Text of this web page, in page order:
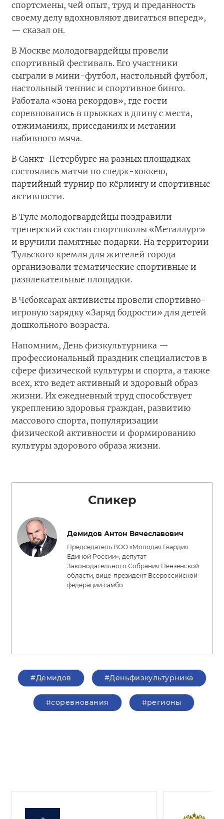
спортсмены, чей опыт, труд и преданность
своему делу вдохновляют двигаться вперед»,
— сказал он.
В Москве молодогвардейцы провели
спортивный фестиваль. Его участники
сыграли в мини-футбол, настольный футбол,
настольный теннис и спортивное бинго.
Работала «зона рекордов», где гости
соревновались в прыжках в длину с места,
отжиманиях, приседаниях и метании
набивного мяча.
В Санкт-Петербурге на разных площадках
состоялись матчи по следж-хоккею,
партийный турнир по кёрлингу и спортивные
активности.
В Туле молодогвардейцы поздравили
тренерский состав спортшколы «Металлург»
и вручили памятные подарки. На территории
Тульского кремля для жителей города
организовали тематические спортивные и
развлекательные площадки.
В Чебоксарах активисты провели спортивно-
игровую зарядку «Заряд бодрости» для детей
дошкольного возраста.
Напомним, День физкультурника —
профессиональный праздник специалистов в
сфере физической культуры и спорта, а также
всех, кто ведет активный и здоровый образ
жизни. Их ежедневный труд способствует
укреплению здоровья граждан, развитию
массового спорта, популяризации
физической активности и формированию
культуры здорового образа жизни.
Спикер
Демидов Антон Вячеславович
Председатель ВОО «Молодая Гвардия
Единой России», депутат
Законодательного Собрания Пензенской
области, вице-президент Всероссийской
федерации самбо
#Демидов #Деньфизкультурника
#соревнования #регионы